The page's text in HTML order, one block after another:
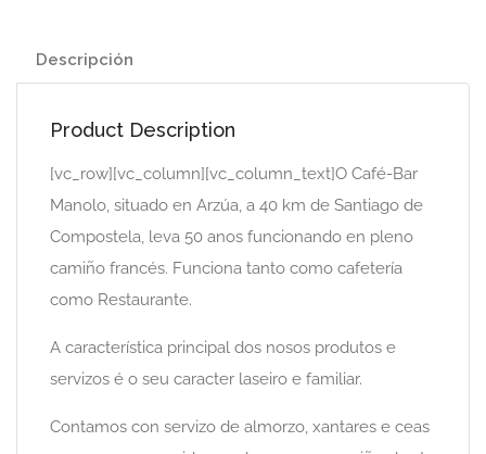
Descripción
Product Description
[vc_row][vc_column][vc_column_text]O Café-Bar
Manolo, situado en Arzúa, a 40 km de Santiago de
Compostela, leva 50 anos funcionando en pleno
camiño francés. Funciona tanto como cafetería
como Restaurante.
A característica principal dos nosos produtos e
servizos é o seu caracter laseiro e familiar.
Contamos con servizo de almorzo, xantares e ceas